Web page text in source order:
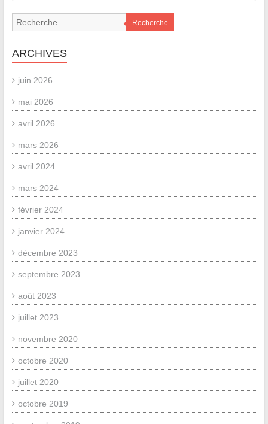
Recherche
ARCHIVES
juin 2026
mai 2026
avril 2026
mars 2026
avril 2024
mars 2024
février 2024
janvier 2024
décembre 2023
septembre 2023
août 2023
juillet 2023
novembre 2020
octobre 2020
juillet 2020
octobre 2019